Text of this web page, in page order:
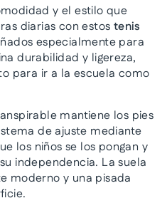
y el estilo que
diarias con estos tenis
especialmente para
durabilidad y ligereza,
para ir a la escuela como
mantiene los pies
de ajuste mediante
los niños se los pongan y
independencia. La suela
moderno y una pisada